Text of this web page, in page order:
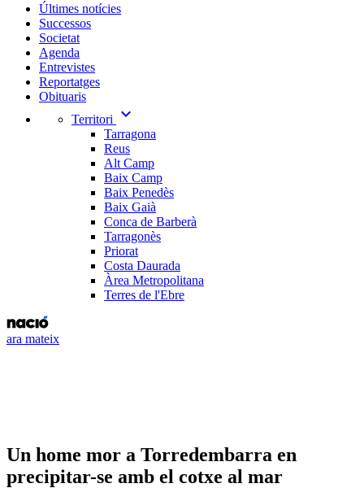
Últimes notícies
Successos
Societat
Agenda
Entrevistes
Reportatges
Obituaris
Territori
expand_more
Tarragona
Reus
Alt Camp
Baix Camp
Baix Penedès
Baix Gaià
Conca de Barberà
Tarragonès
Priorat
Costa Daurada
Àrea Metropolitana
Terres de l'Ebre
ara mateix
Un home mor a Torredembarra en
precipitar-se amb el cotxe al mar